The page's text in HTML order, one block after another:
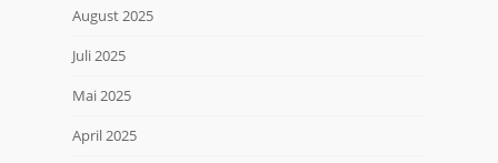
August 2025
Juli 2025
Mai 2025
April 2025